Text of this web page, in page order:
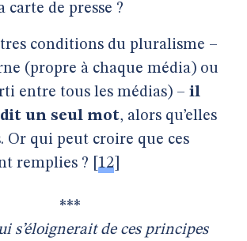
de presse ?
conditions du pluralisme –
(propre à chaque média) ou
entre tous les médias) – il
dit un seul mot, alors qu’elles
Or qui peut croire que ces
remplies ?
12
***
s’éloignerait de ces principes